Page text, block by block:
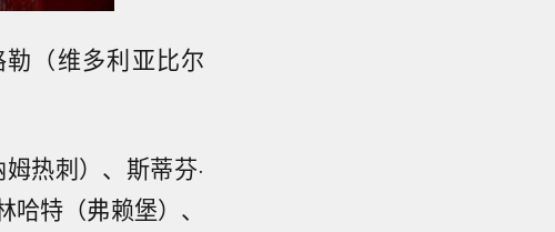
（维多利亚比尔
热刺）、斯蒂芬·
特（弗赖堡）、